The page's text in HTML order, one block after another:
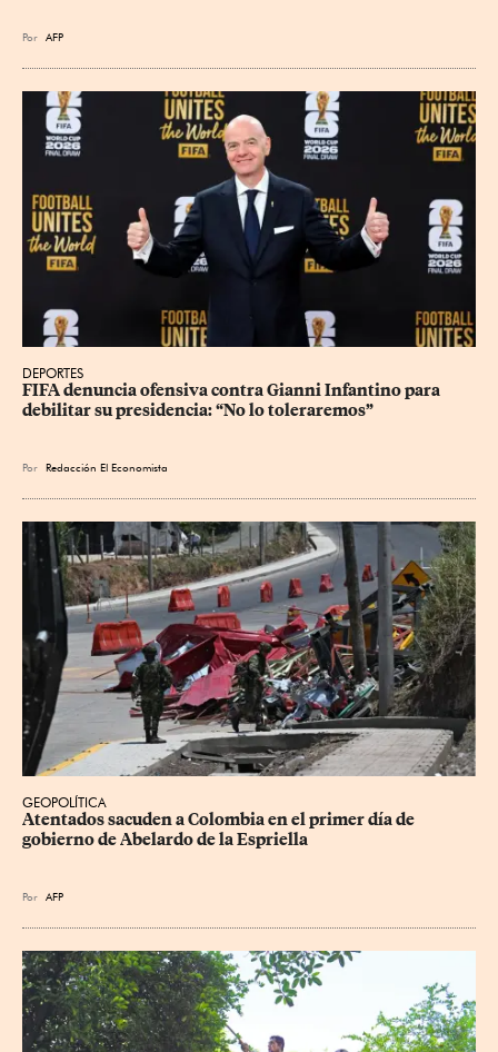
Por AFP
DEPORTES
FIFA denuncia ofensiva contra Gianni Infantino para
debilitar su presidencia: “No lo toleraremos”
Por Redacción El Economista
GEOPOLÍTICA
Atentados sacuden a Colombia en el primer día de
gobierno de Abelardo de la Espriella
Por AFP